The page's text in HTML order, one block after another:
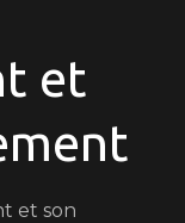
et
et son